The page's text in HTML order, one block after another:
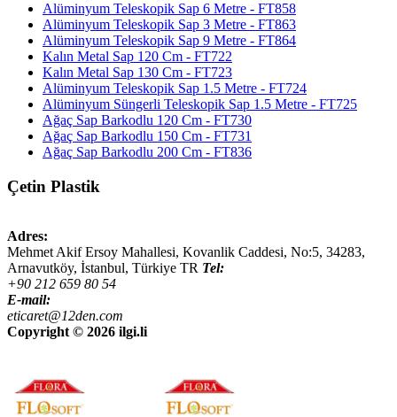
Alüminyum Teleskopik Sap 6 Metre - FT858
Alüminyum Teleskopik Sap 3 Metre - FT863
Alüminyum Teleskopik Sap 9 Metre - FT864
Kalın Metal Sap 120 Cm - FT722
Kalın Metal Sap 130 Cm - FT723
Alüminyum Teleskopik Sap 1.5 Metre - FT724
Alüminyum Süngerli Teleskopik Sap 1.5 Metre - FT725
Ağaç Sap Barkodlu 120 Cm - FT730
Ağaç Sap Barkodlu 150 Cm - FT731
Ağaç Sap Barkodlu 200 Cm - FT836
Çetin Plastik
Adres:
Mehmet Akif Ersoy Mahallesi, Kovanlik Caddesi, No:5, 34283,
Arnavutköy, İstanbul, Türkiye TR Tel:
+90 212 659 80 54
E-mail:
eticaret@12den.com
Copyright © 2026 ilgi.li